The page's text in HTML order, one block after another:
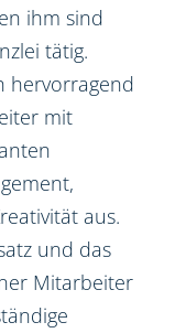
ihm sind
tätig.
hervorragend
mit
aus.
und das
Mitarbeiter